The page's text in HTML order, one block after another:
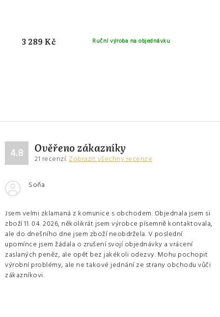
Ruční výroba na objednávku
3 289 Kč
4.8 Ověřeno zákazníky
21 recenzí. Zobrazit všechny recenze
Soňa
Jsem velmi zklamaná z komunice s obchodem. Objednala jsem si
zboží 11. 04. 2026, několikrát jsem výrobce písemně kontaktovala,
ale do dnešního dne jsem zboží neobdržela. V poslední
upomínce jsem žádala o zrušení svojí objednávky a vrácení
zaslaných peněz, ale opět bez jakékoli odezvy. Mohu pochopit
výrobní problémy, ale ne takové jednání ze strany obchodu vůči
zákazníkovi.